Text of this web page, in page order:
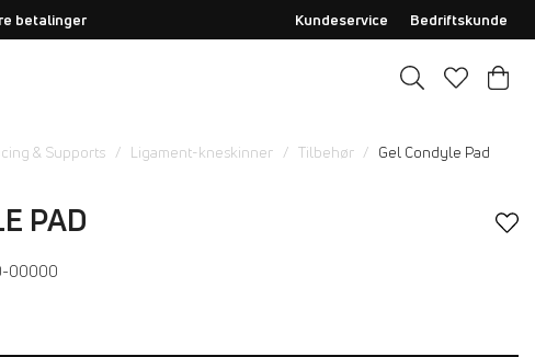
betalinger Kundeservice Bedriftskunde
& Supports Ligament-kneskinner Tilbehør Gel Condyle Pad
PAD
00000